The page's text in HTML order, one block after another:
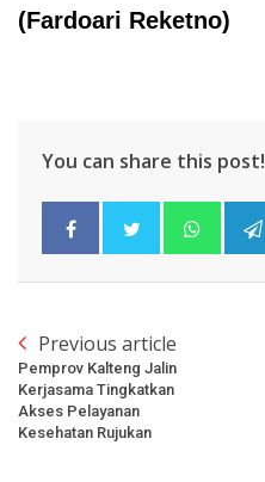
(Fardoari Reketno)
You can share this post!
Previous article
Pemprov Kalteng Jalin
Kerjasama Tingkatkan
Akses Pelayanan
Kesehatan Rujukan